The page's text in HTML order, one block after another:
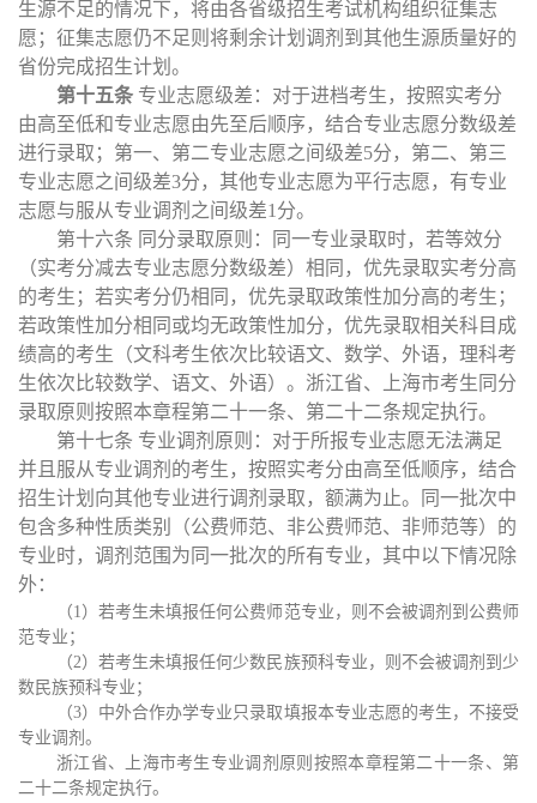
生源不足的情况下，将由各省级招生考试机构组织征集志
愿；征集志愿仍不足则将剩余计划调剂到其他生源质量好的
省份完成招生计划。
第十五条 专业志愿级差：对于进档考生，按照实考分
由高至低和专业志愿由先至后顺序，结合专业志愿分数级差
进行录取；第一、第二专业志愿之间级差5分，第二、第三
专业志愿之间级差3分，其他专业志愿为平行志愿，有专业
志愿与服从专业调剂之间级差1分。
第十六条 同分录取原则：同一专业录取时，若等效分
（实考分减去专业志愿分数级差）相同，优先录取实考分高
的考生；若实考分仍相同，优先录取政策性加分高的考生；
若政策性加分相同或均无政策性加分，优先录取相关科目成
绩高的考生（文科考生依次比较语文、数学、外语，理科考
生依次比较数学、语文、外语）。浙江省、上海市考生同分
录取原则按照本章程第二十一条、第二十二条规定执行。
第十七条 专业调剂原则：对于所报专业志愿无法满足
并且服从专业调剂的考生，按照实考分由高至低顺序，结合
招生计划向其他专业进行调剂录取，额满为止。同一批次中
包含多种性质类别（公费师范、非公费师范、非师范等）的
专业时，调剂范围为同一批次的所有专业，其中以下情况除
外：
（1）若考生未填报任何公费师范专业，则不会被调剂到公费师
范专业；
（2）若考生未填报任何少数民族预科专业，则不会被调剂到少
数民族预科专业；
（3）中外合作办学专业只录取填报本专业志愿的考生，不接受
专业调剂。
浙江省、上海市考生专业调剂原则按照本章程第二十一条、第
二十二条规定执行。